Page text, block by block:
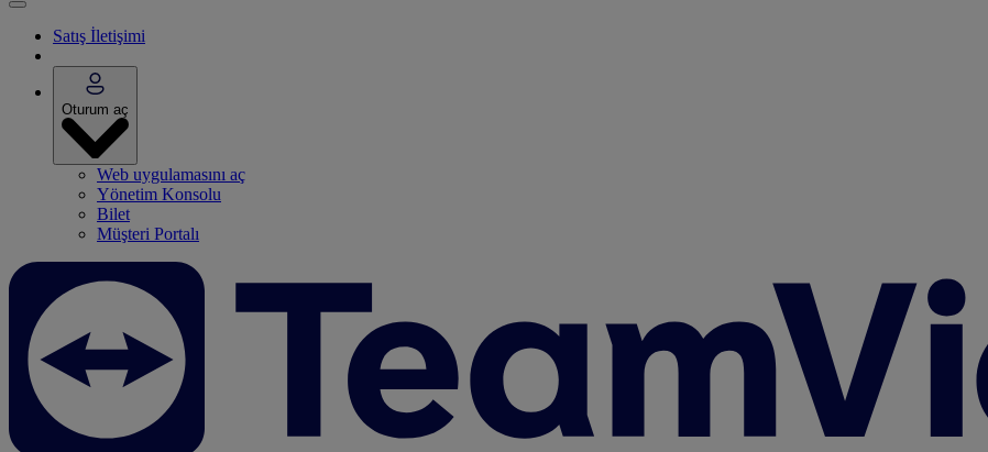
Satış İletişimi
Oturum aç
Web uygulamasını aç
Yönetim Konsolu
Bilet
Müşteri Portalı